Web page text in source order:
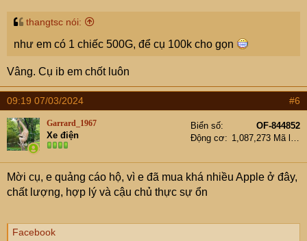
thangtsc nói:
như em có 1 chiếc 500G, để cụ 100k cho gọn
Vâng. Cụ ib em chốt luôn
09:19 07/03/2024 #6
Garrard_1967
Xe điện
Biển số
OF-844852
Động cơ
1,087,273 Mã lực
Mời cụ, e quảng cáo hộ, vì e đã mua khá nhiều Apple ở đây,
chất lượng, hợp lý và cậu chủ thực sự ổn
Facebook